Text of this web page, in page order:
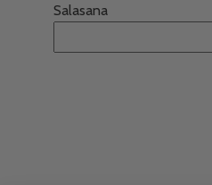
Salasana